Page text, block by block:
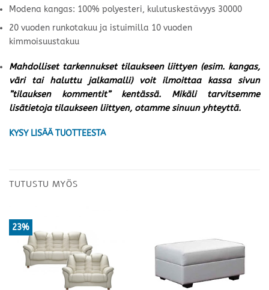
Modena kangas: 100% polyesteri, kulutuskestävyys 30000
20 vuoden runkotakuu ja istuimilla 10 vuoden
kimmoisuustakuu
Mahdolliset tarkennukset tilaukseen liittyen (esim. kangas,
väri tai haluttu jalkamalli) voit ilmoittaa kassa sivun
”tilauksen kommentit” kentässä. Mikäli tarvitsemme
lisätietoja tilaukseen liittyen, otamme sinuun yhteyttä.
KYSY LISÄÄ TUOTTEESTA
TUTUSTU MYÖS
23%